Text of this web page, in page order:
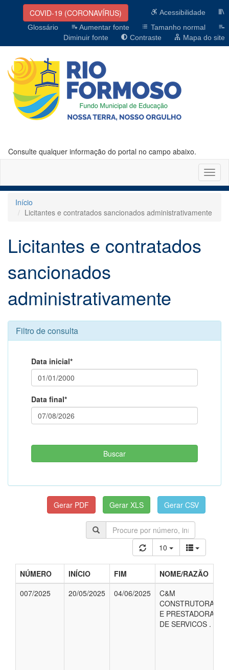
COVID-19 (CORONAVÍRUS)
Acessibilidade
Glossário
Aumentar fonte
Tamanho normal
Diminuir fonte
Contraste Mapa do site
Consulte qualquer informação do portal no campo abaixo.
Início
Licitantes e contratados sancionados administrativamente
Licitantes e contratados
sancionados
administrativamente
Filtro de consulta
Data inicial*
Data final*
10
NÚMERO INÍCIO FIM NOME/RAZÃO
007/2025
20/05/2025 04/06/2025
C&M
CONSTRUTORA
E PRESTADORA
DE SERVICOS .